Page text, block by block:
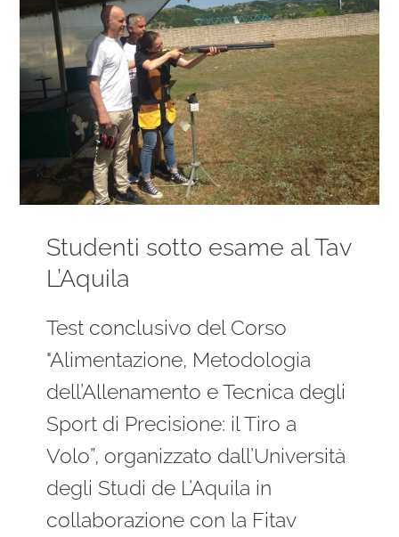
Studenti sotto esame al Tav
L’Aquila
Test conclusivo del Corso
"Alimentazione, Metodologia
dell’Allenamento e Tecnica degli
Sport di Precisione: il Tiro a
Volo”, organizzato dall’Università
degli Studi de L’Aquila in
collaborazione con la Fitav